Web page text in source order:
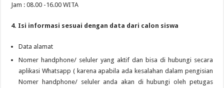
Jam : 08.00 -16.00 WITA
4. Isi informasi sesuai dengan data dari calon siswa
Data alamat
Nomer handphone/ seluler yang aktif dan bisa di hubungi secara
aplikasi Whatsapp ( karena apabila ada kesalahan dalam pengisian
Nomer handphone/ seluler anda akan di hubungi oleh petugas